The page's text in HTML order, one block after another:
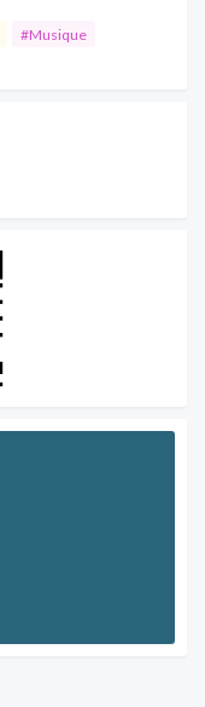
#Musique